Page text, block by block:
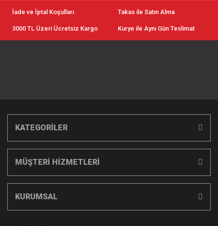
İade ve İptal Koşulları Takas ile Satın Alma
3000 TL Üzeri Ücretsiz Kargo Kurye ile Aynı Gün Teslimat
KATEGORİLER
MÜŞTERİ HİZMETLERİ
KURUMSAL